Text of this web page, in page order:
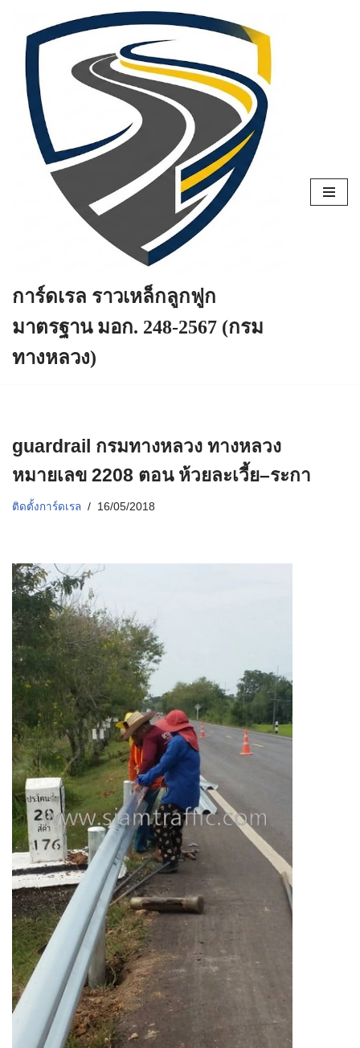
Skip
content
การ์ดเรล ราวเหล็กลูกฟูก
มาตรฐาน มอก. 248-2567 (กรม
ทางหลวง)
guardrail กรมทางหลวง ทางหลวง
หมายเลข 2208 ตอน ห้วยละเวี้ย–ระกา
ติดตั้งการ์ดเรล 16/05/2018